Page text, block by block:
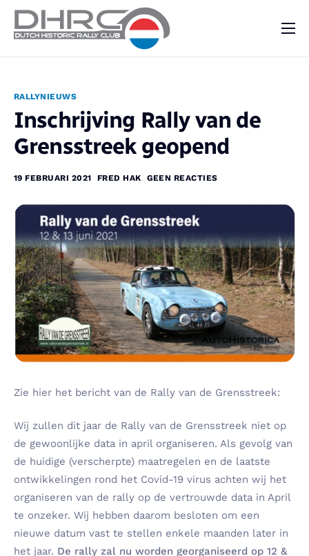
Vraag & Aanbod
Nieuws
RALLYNIEUWS
Inschrijving Rally van de
Grensstreek geopend
19 FEBRUARI 2021 FRED HAK GEEN REACTIES
Zie hier het bericht van de Rally van de Grensstreek:
Wij zullen dit jaar de Rally van de Grensstreek niet op
de gewoonlijke data in april organiseren. Als gevolg van
de huidige (verscherpte) maatregelen en de laatste
ontwikkelingen rond het Covid-19 virus achten wij het
organiseren van de rally op de vertrouwde data in April
te onzeker. Wij hebben daarom besloten om een
nieuwe datum vast te stellen enkele maanden later in
het jaar. De rally zal nu worden georganiseerd op 12 &